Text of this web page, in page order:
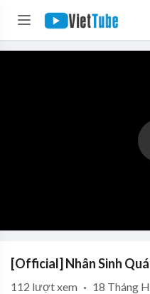
[Official] Nhân Sinh
112 lượt xem · 18 Tháng